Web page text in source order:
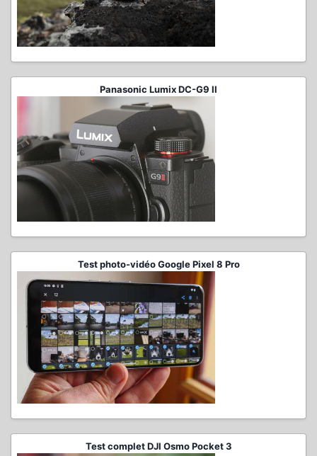
Panasonic Lumix DC-G9 II
Test photo-vidéo Google Pixel 8 Pro
Test complet DJI Osmo Pocket 3